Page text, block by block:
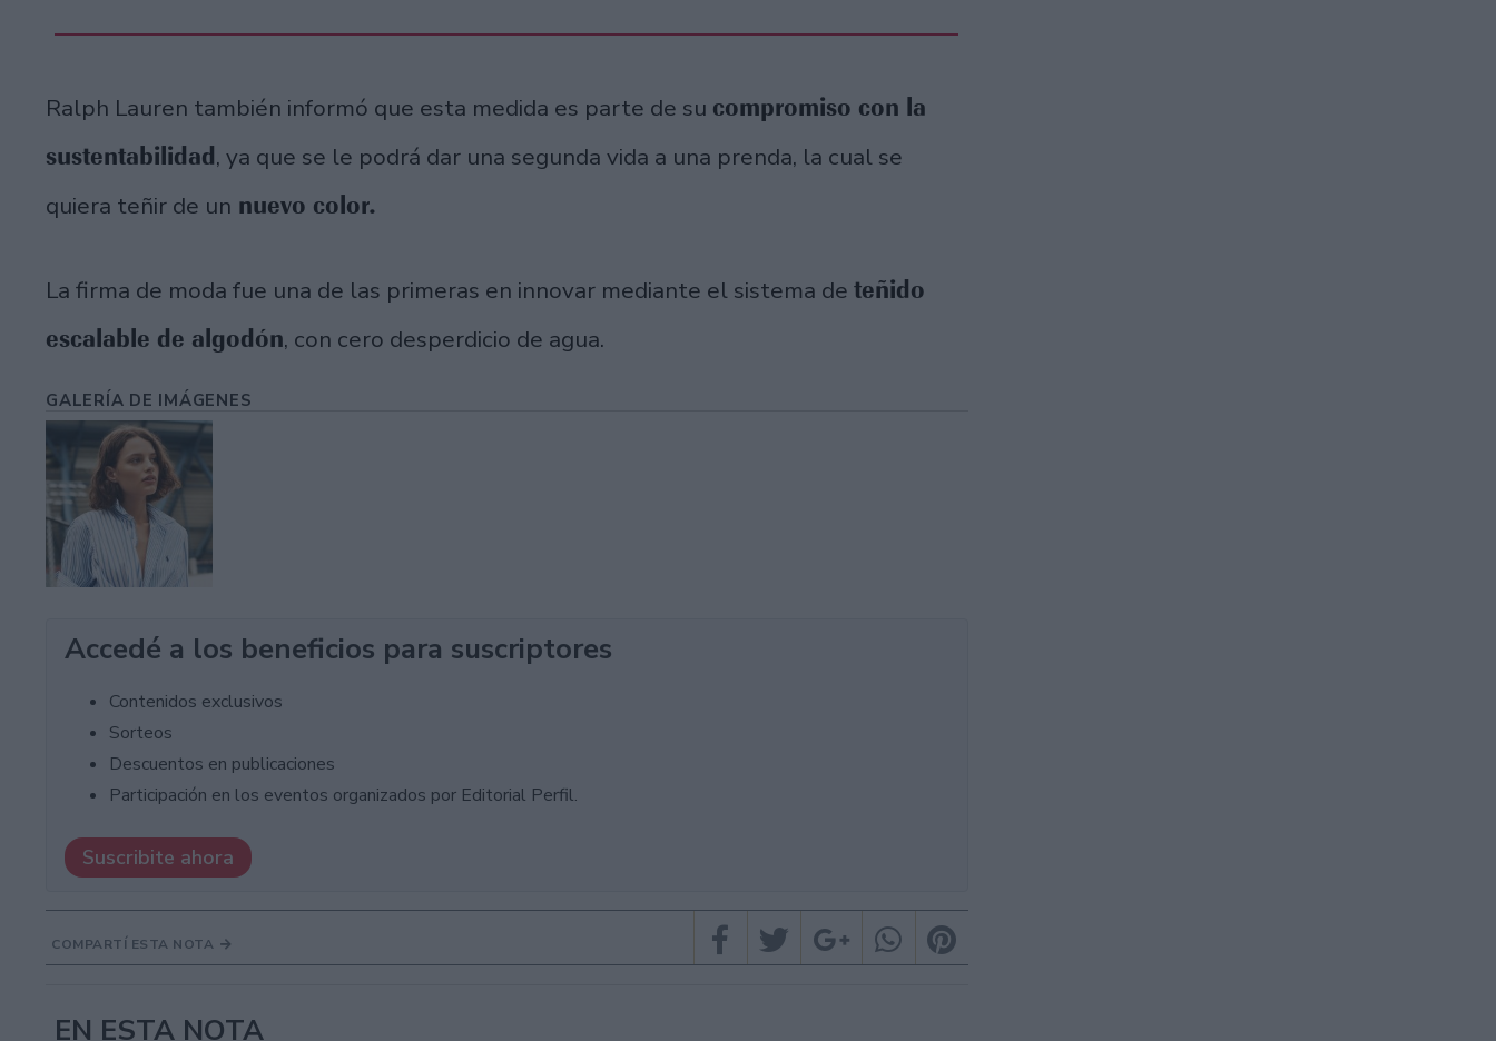
Ralph Lauren también informó que esta medida es parte de su compromiso con la
sustentabilidad, ya que se le podrá dar una segunda vida a una prenda, la cual se
quiera teñir de un nuevo color.
La firma de moda fue una de las primeras en innovar mediante el sistema de teñido
escalable de algodón, con cero desperdicio de agua.
GALERÍA DE IMÁGENES
Accedé a los beneficios para suscriptores
Contenidos exclusivos
Sorteos
Descuentos en publicaciones
Participación en los eventos organizados por Editorial Perfil.
Suscribite ahora
COMPARTÍ ESTA NOTA
EN ESTA NOTA